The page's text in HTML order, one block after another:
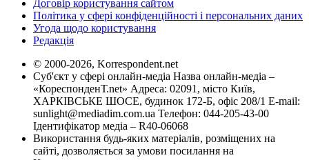
Договір користування сайтом
Політика у сфері конфіденційності і персональних даних
Угода щодо користування
Редакція
© 2000-2026, Korrespondent.net
Суб'єкт у сфері онлайн-медіа Назва онлайн-медіа –
«КореспонденТ.net» Адреса: 02091, місто Київ,
ХАРКІВСЬКЕ ШОСЕ, будинок 172-Б, офіс 208/1 E-mail:
sunlight@mediadim.com.ua Телефон: 044-205-43-00
Ідентифікатор медіа – R40-06068
Використання будь-яких матеріалів, розміщених на
сайті, дозволяється за умови посилання на